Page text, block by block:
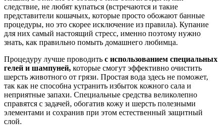
следствие, не любят купаться (встречаются и такие
представители кошачьих, которые просто обожают банные
процедуры, но это скорее исключение из правила). Купание
для них самый настоящий стресс, именно поэтому нужно
знать, как правильно помыть домашнего любимца.
Процедуру лучше проводить с использованием специальных
гелей и шампуней, которые смогут эффективно очистить
шерсть животного от грязи. Простая вода здесь не поможет,
так как не способна устранить избыток кожного сала и
неприятные запахи. Специальные средства великолепно
справятся с задачей, обогатив кожу и шерсть полезными
элементами и сохранив при этом естественный защитный
слой.